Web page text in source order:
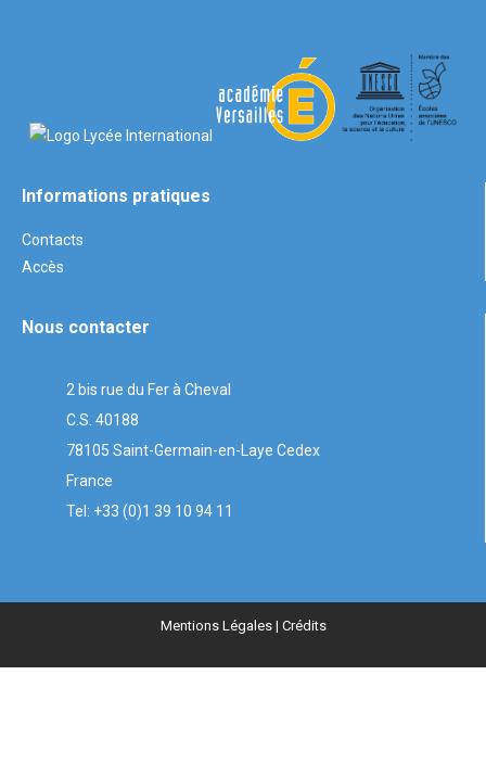
Informations pratiques
Contacts
Accès
Nous contacter
2 bis rue du Fer à Cheval
C.S. 40188
78105 Saint-Germain-en-Laye Cedex
France
Tel: +33 (0)1 39 10 94 11
Mentions Légales| Crédits